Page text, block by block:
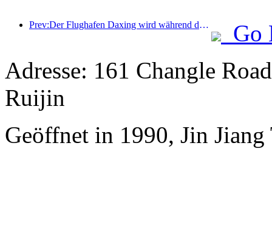
Prev:Der Flughafen Daxing wird während der Feiertage zum „Nationalfeiertag“ im Jahr 2025 über 1,3 Millionen Passagiere befördern
Go
Adresse: 161 Changle
Ruijin
Geöffnet in 1990, Jin Jiang